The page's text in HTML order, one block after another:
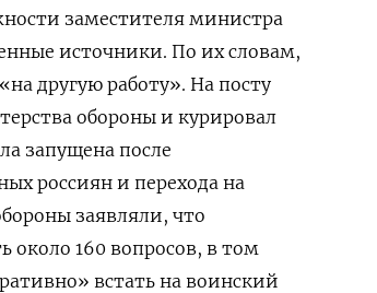
заместителя министра
источники. По их словам,
другую работу». На посту
обороны и курировал
запущена после
россиян и перехода на
заявляли, что
160 вопросов, в том
встать на воинский